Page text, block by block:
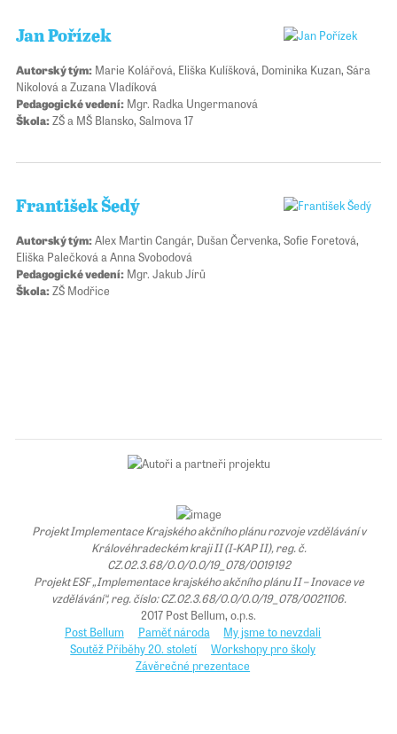
Jan Pořízek
Autorský tým: Marie Kolářová, Eliška Kulíšková, Dominika Kuzan, Sára
Nikolová a Zuzana Vladíková
Pedagogické vedení: Mgr. Radka Ungermanová
Škola:ZŠ a MŠ Blansko, Salmova 17
František Šedý
Autorský tým:Alex Martin Cangár, Dušan Červenka, Sofie Foretová,
Eliška Palečková a Anna Svobodová
Pedagogické vedení: Mgr. Jakub Jírů
Škola:ZŠ Modřice
Projekt Implementace Krajského akčního plánu rozvoje vzdělávání v
Královéhradeckém kraji II (I-KAP II), reg. č.
CZ.02.3.68/0.0/0.0/19_078/0019192
Projekt ESF „Implementace krajského akčního plánu II – Inovace ve
vzdělávání“, reg. číslo: CZ.02.3.68/0.0/0.0/19_078/0021106.
2017 Post Bellum, o.p.s.
Post Bellum
Paměť národa
My jsme to nevzdali
Soutěž Příběhy 20. století
Workshopy pro školy
Závěrečné prezentace